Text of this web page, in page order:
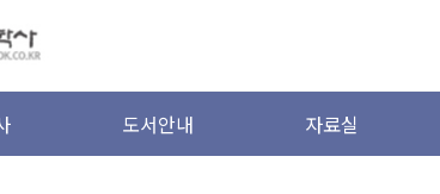
도서안내 자료실